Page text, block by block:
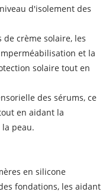
d'isolement des
crème solaire, les
et la
solaire tout en
des sérums, ce
en aidant la
peau.
en silicone
fondations, les aidant